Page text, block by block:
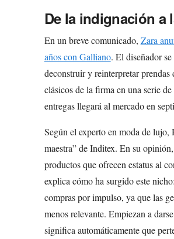
De la indignación a
En un breve comunicado, Zara
años con Galliano. El diseñador
deconstruir y reinterpretar
clásicos de la firma en una serie
entregas llegará al mercado en
Según el experto en moda de lujo,
maestra” de Inditex. En su
productos que ofrecen estatus al
explica cómo ha surgido este
compras por impulso, ya que las
menos relevante. Empiezan a
significa automáticamente que